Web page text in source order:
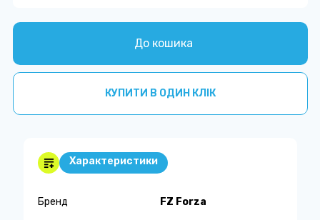
До кошика
КУПИТИ В ОДИН КЛІК
Характеристики
Бренд FZ Forza